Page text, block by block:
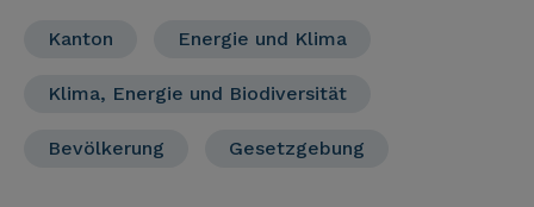
Kanton Energie und Klima
Klima, Energie und Biodiversität
Bevölkerung Gesetzgebung